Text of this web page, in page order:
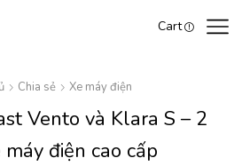
Cart
Chia sẻ Xe máy điện
Vento và Klara S – 2
điện cao cấp